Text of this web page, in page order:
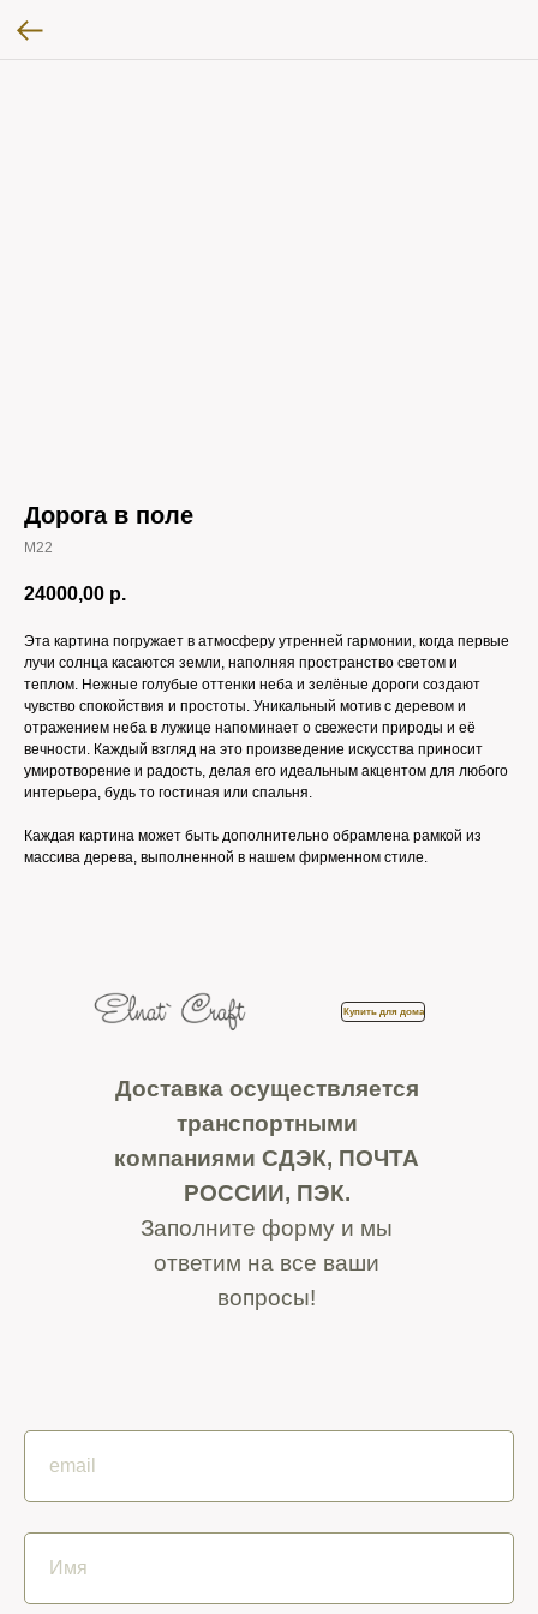
Дорога в поле
M22
24000,00 р.
Эта картина погружает в атмосферу утренней гармонии, когда первые
лучи солнца касаются земли, наполняя пространство светом и
теплом. Нежные голубые оттенки неба и зелёные дороги создают
чувство спокойствия и простоты. Уникальный мотив с деревом и
отражением неба в лужице напоминает о свежести природы и её
вечности. Каждый взгляд на это произведение искусства приносит
умиротворение и радость, делая его идеальным акцентом для любого
интерьера, будь то гостиная или спальня.
Каждая картина может быть дополнительно обрамлена рамкой из
массива дерева, выполненной в нашем фирменном стиле.
Доставка осуществляется
транспортными
компаниями СДЭК, ПОЧТА
РОССИИ, ПЭК.
Заполните форму и мы
ответим на все ваши
вопросы!
Купить для дома